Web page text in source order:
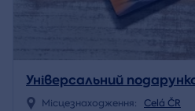
Універсальний
Місцезнаходження: Celá ČR